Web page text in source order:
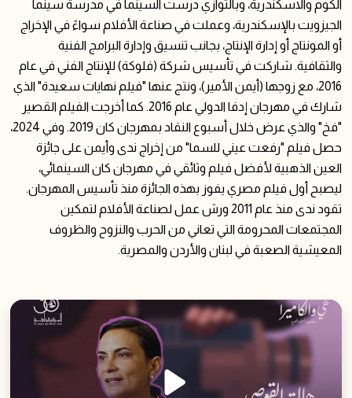
الكوم والاسكندرية، وبالتوازي درست السينما في مدرسة سينما
الجيزويت بالإسكندرية، وعملت في صناعة الأفلام سواءً في الإخراج
أو المونتاج أو إدارة الإنتاج، بجانب تنسيق وإدارة البرامج الفنية
والثقافية. شاركت في تأسيس شركة (فلوكة) للإنتاج الفني في عام
2016، مع زوجها (أيمن الأمير)، ونتج عنها "فيلم نهايات سعيدة" الذي
شارك في مهرجان إدفا الدولي عام 2016. كما أخرجت الفيلم القصير
"فخ" والذي عرض خلال أسبوع النقاد بمهرجان كان 2019. وفي 2024،
حصل فيلم "رفعت عيني للسما" من إخراج ندى وأيمن على جائزة
العين الذهبية لأفضل فيلم وثائقي في مهرجان كان السينمائي،
ليصبح أول فيلم مصري يفوز بهذه الجائزة منذ تأسيس المهرجان.
تقود ندى منذ عام 2011 ورش عمل لصناعة الأفلام لتمكين
المجتمعات المحرومة التي تعاني من الحرب والنزوح والظروف
المعيشية الصعبة في لبنان والأردن والمصرية.